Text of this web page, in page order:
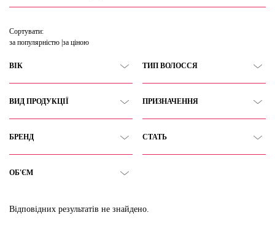
Сортувати:
за популярністю за ціною
ВІК ТИП ВОЛОССЯ
ВИД ПРОДУКЦІЇ ПРИЗНАЧЕННЯ
БРЕНД СТАТЬ
ОБ'ЄМ
Відповідних результатів не знайдено.